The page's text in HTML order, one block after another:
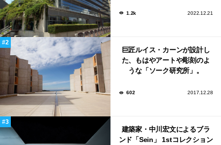
1.2k 2022.12.21
巨匠ルイス・カーンが設計し
た、もはやアートや彫刻のよ
うな「ソーク研究所」。
602 2017.12.28
建築家・中川宏文によるブラ
ンド「Sein」 1stコレクション